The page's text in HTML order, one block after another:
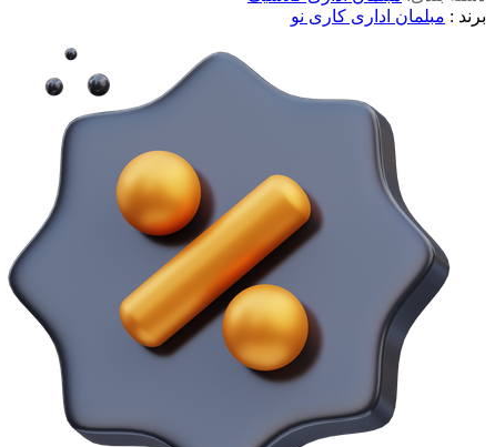
برند : مبلمان اداری کاری نو